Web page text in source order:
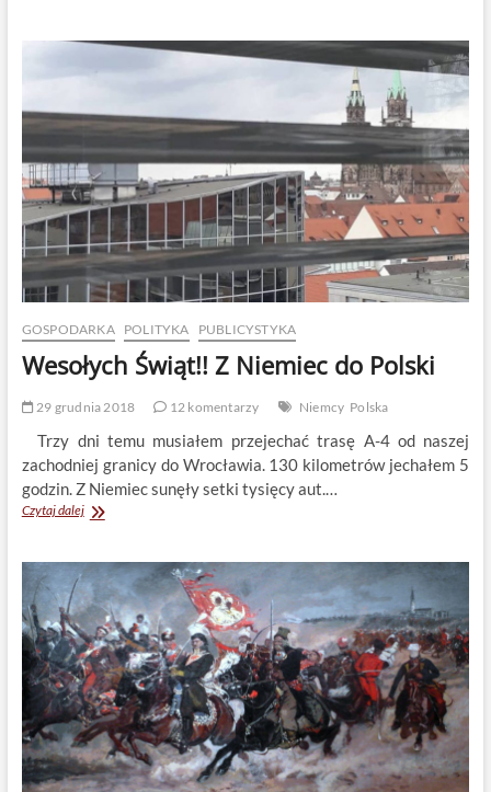
od
i
Tabisz
GOSPODARKA POLITYKA PUBLICYSTYKA
Wesołych Świąt!! Z Niemiec do Polski
29 grudnia 2018 12 komentarzy Niemcy Polska
Trzy dni temu musiałem przejechać trasę A-4 od naszej
zachodniej granicy do Wrocławia. 130 kilometrów jechałem 5
godzin. Z Niemiec sunęły setki tysięcy aut.…
Czytaj dalejWesołych
Niemiec
do
Polski